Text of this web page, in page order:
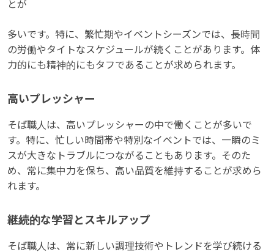
とが
多いです。特に、繁忙期やイベントシーズンでは、長時間
の労働やタイトなスケジュールが続くことがあります。体
力的にも精神的にもタフであることが求められます。
高いプレッシャー
そば職人は、高いプレッシャーの中で働くことが多いで
す。特に、忙しい時間帯や特別なイベントでは、一瞬のミ
スが大きなトラブルにつながることもあります。そのた
め、常に集中力を保ち、高い品質を維持することが求めら
れます。
継続的な学習とスキルアップ
そば職人は、常に新しい調理技術やトレンドを学び続ける